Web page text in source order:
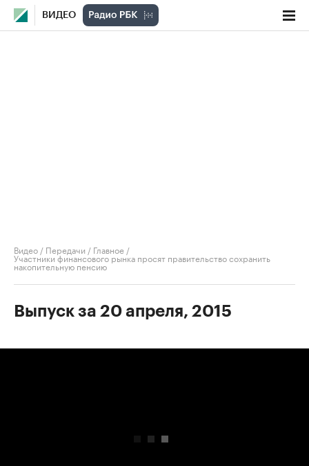
ВИДЕО
Видео / Передачи / Главное /
Участники финансового рынка просят правительство сохранить
накопительную пенсию
Выпуск за 20 апреля, 2015